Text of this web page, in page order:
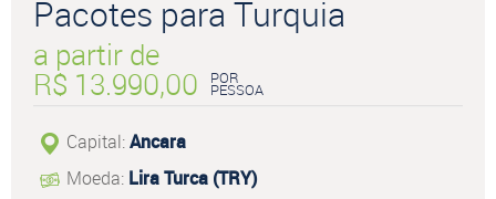
Pacotes para Turquia
a partir de
R$ 13.990,00 POR
PESSOA
Capital:Ancara
Moeda: Lira Turca (TRY)